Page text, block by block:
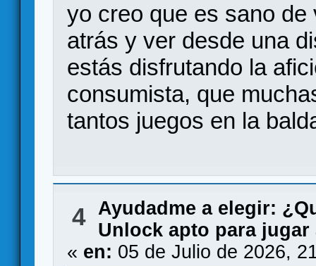
yo creo que es sano
atrás y ver desde una
estás disfrutando la
consumista, que
tantos juegos en la
4 Ayudadme a elegir:
Unlock apto para
« en: 05 de Julio de 2026,